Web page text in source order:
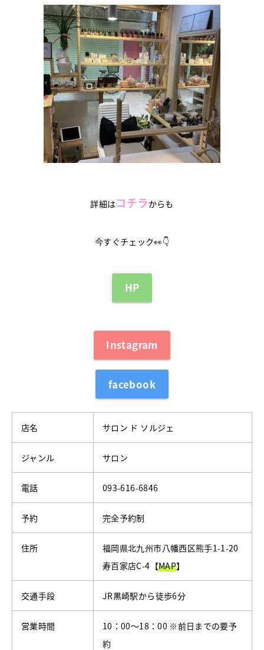
詳細はコチラ からも
今すぐチェック👀👇
HP
Instagram
facebook
店名 サロン ド ソルジェ
ジャンル サロン
電話 093-616-6846
予約 完全予約制
住所
福岡県北九州市八幡西区熊手1-1-20
寿百家店C-4【MAP】
交通手段 JR黒崎駅から徒歩6分
営業時間
10：00～18：00 ※前日までの要予
約